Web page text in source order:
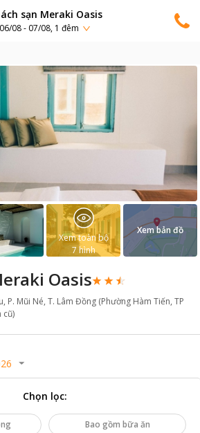
sạn Meraki Oasis
06/08 - 07/08, 1 đêm
Oasis
P. Mũi Né, T. Lâm Đồng (Phường Hàm Tiến, TP
cũ)
Xem toàn bộ
7 hình
Xem bản đồ
Chọn lọc:
Bao gồm bữa ăn